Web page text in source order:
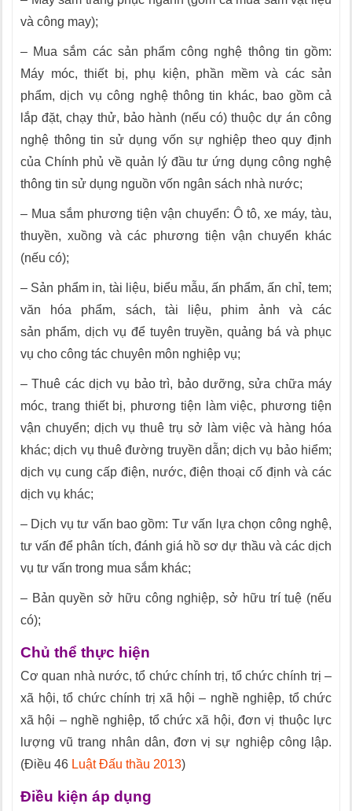
và công may);
– Mua sắm các sản phẩm công nghệ thông tin gồm:
Máy móc, thiết bị, phụ kiện, phần mềm và các sản
phẩm, dịch vụ công nghệ thông tin khác, bao gồm cả
lắp đặt, chạy thử, bảo hành (nếu có) thuộc dự án công
nghệ thông tin sử dụng vốn sự nghiệp theo quy định
của Chính phủ về quản lý đầu tư ứng dụng công nghệ
thông tin sử dụng nguồn vốn ngân sách nhà nước;
– Mua sắm phương tiện vận chuyển: Ô tô, xe máy, tàu,
thuyền, xuồng và các phương tiện vận chuyển khác
(nếu có);
– Sản phẩm in, tài liệu, biểu mẫu, ấn phẩm, ấn chỉ, tem;
văn hóa phẩm, sách, tài liệu, phim ảnh và các
sản phẩm, dịch vụ để tuyên truyền, quảng bá và phục
vụ cho công tác chuyên môn nghiệp vụ;
– Thuê các dịch vụ bảo trì, bảo dưỡng, sửa chữa máy
móc, trang thiết bị, phương tiện làm việc, phương tiện
vận chuyển; dịch vụ thuê trụ sở làm việc và hàng hóa
khác; dịch vụ thuê đường truyền dẫn; dịch vụ bảo hiểm;
dịch vụ cung cấp điện, nước, điện thoại cố định và các
dịch vụ khác;
– Dịch vụ tư vấn bao gồm: Tư vấn lựa chọn công nghệ,
tư vấn để phân tích, đánh giá hồ sơ dự thầu và các dịch
vụ tư vấn trong mua sắm khác;
– Bản quyền sở hữu công nghiệp, sở hữu trí tuệ (nếu
có);
Chủ thể thực hiện
Cơ quan nhà nước, tổ chức chính trị, tổ chức chính trị –
xã hội, tổ chức chính trị xã hội – nghề nghiệp, tổ chức
xã hội – nghề nghiệp, tổ chức xã hội, đơn vị thuộc lực
lượng vũ trang nhân dân, đơn vị sự nghiệp công lập.
(Điều 46 Luật Đấu thầu 2013)
Điều kiện áp dụng